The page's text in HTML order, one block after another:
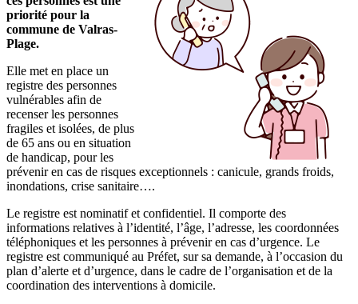
priorité pour la
commune de Valras-
Plage.
Elle met en place un
registre des personnes
vulnérables afin de
recenser les personnes
fragiles et isolées, de plus
de 65 ans ou en situation
de handicap, pour les
prévenir en cas de risques exceptionnels : canicule, grands froids,
inondations, crise sanitaire….
Le registre est nominatif et confidentiel. Il comporte des
informations relatives à l’identité, l’âge, l’adresse, les coordonnées
téléphoniques et les personnes à prévenir en cas d’urgence. Le
registre est communiqué au Préfet, sur sa demande, à l’occasion du
plan d’alerte et d’urgence, dans le cadre de l’organisation et de la
coordination des interventions à domicile.